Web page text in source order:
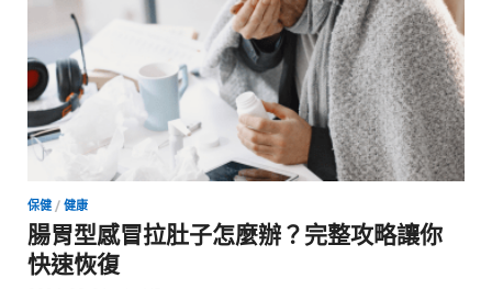
保健 / 健康
腸胃型感冒拉肚子怎麼辦？完整攻略讓你
快速恢復